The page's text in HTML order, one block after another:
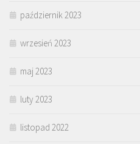
październik 2023
wrzesień 2023
maj 2023
luty 2023
listopad 2022